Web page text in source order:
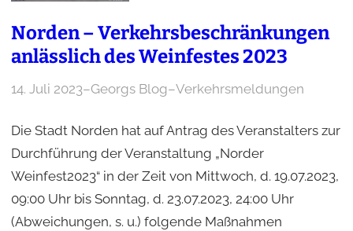
Norden – Verkehrsbeschränkungen
anlässlich des Weinfestes 2023
14. Juli 2023–Georgs Blog–Verkehrsmeldungen
Die Stadt Norden hat auf Antrag des Veranstalters zur
Durchführung der Veranstaltung „Norder
Weinfest2023“ in der Zeit von Mittwoch, d. 19.07.2023,
09:00 Uhr bis Sonntag, d. 23.07.2023, 24:00 Uhr
(Abweichungen, s. u.) folgende Maßnahmen